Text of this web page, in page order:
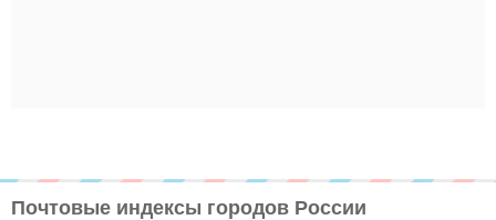
Почтовые индексы городов России